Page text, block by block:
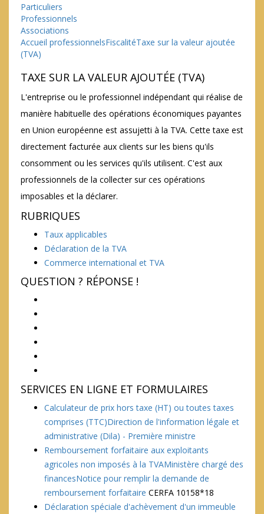
Particuliers
Professionnels
Associations
Accueil professionnelsFiscalitéTaxe sur la valeur ajoutée
(TVA)
TAXE SUR LA VALEUR AJOUTÉE (TVA)
L'entreprise ou le professionnel indépendant qui réalise de
manière habituelle des opérations économiques payantes
en Union européenne est assujetti à la TVA. Cette taxe est
directement facturée aux clients sur les biens qu'ils
consomment ou les services qu'ils utilisent. C'est aux
professionnels de la collecter sur ces opérations
imposables et la déclarer.
RUBRIQUES
Taux applicables
Déclaration de la TVA
Commerce international et TVA
QUESTION ? RÉPONSE !
SERVICES EN LIGNE ET FORMULAIRES
Calculateur de prix hors taxe (HT) ou toutes taxes
comprises (TTC)Direction de l'information légale et
administrative (Dila) - Première ministre
Remboursement forfaitaire aux exploitants
agricoles non imposés à la TVAMinistère chargé des
financesNotice pour remplir la demande de
remboursement forfaitaire CERFA 10158*18
Déclaration spéciale d'achèvement d'un immeuble